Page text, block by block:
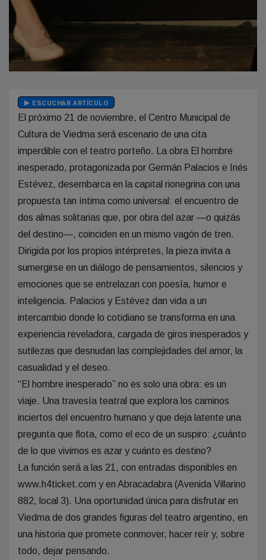
ESCUCHAR ARTÍCULO
El próximo 21 de noviembre, el Centro Municipal de
Cultura de Viedma será escenario de una cita
imperdible con el teatro porteño. La obra El hombre
inesperado, protagonizada por Germán Palacios e Inés
Estévez, desembarca en la capital rionegrina con una
propuesta tan íntima como universal: el encuentro de
dos almas solitarias que, por obra del azar —o quizás
del destino—, coinciden en un mismo vagón de tren.
Dirigida por los propios intérpretes, la pieza invita a
sumergirse en un diálogo de pensamientos, silencios y
emociones que se entrelazan con poesía, humor e
inteligencia. Palacios y Estévez dan vida a un
intercambio donde lo cotidiano se transforma en una
experiencia reveladora, cargada de giros inesperados y
sutilezas que desnudan las complejidades del amor, la
casualidad y el deseo.
“El hombre inesperado” no es solo una obra: es un
viaje. Una travesía teatral que explora los caminos
inciertos del encuentro humano y que deja latente una
pregunta que flota, como el eco de un suspiro: ¿cuánto
de lo que vivimos es azar y cuánto es destino?
La función será a las 21, con entradas disponibles en
www.h4ticket.com y en Abracadabra (Avenida Villarino
882, local 3). Una oportunidad única para disfrutar en
Viedma de dos grandes figuras del teatro argentino, en
una historia que promete conmover, hacer reír y, sobre
todo, dejar pensando.